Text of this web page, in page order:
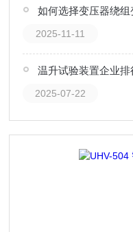
2025-11-11
温升试验装置企业排
2025-07-22